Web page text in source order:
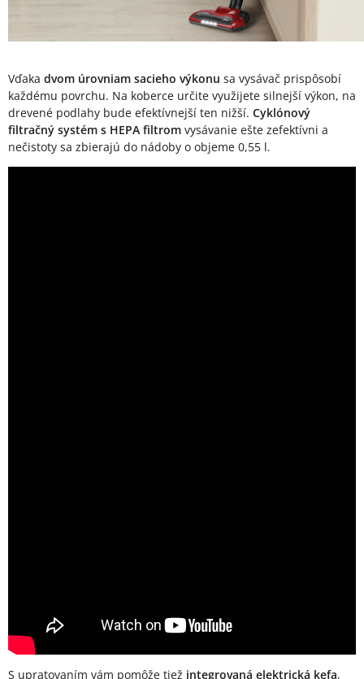
Vďaka dvom úrovniam sacieho výkonu sa vysávač prispôsobí
každému povrchu. Na koberce určite využijete silnejší výkon, na
drevené podlahy bude efektívnejší ten nižší. Cyklónový
filtračný systém s HEPA filtrom vysávanie ešte zefektívni a
nečistoty sa zbierajú do nádoby o objeme 0,55 l.
S upratovaním vám pomôže tiež integrovaná elektrická kefa,